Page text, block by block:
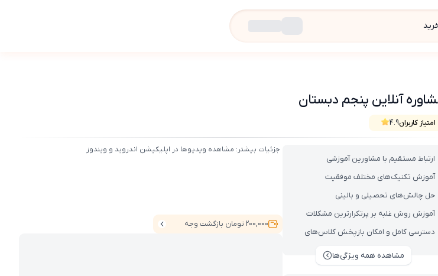
آنلاین پنجم دبستان
امتیاز کاربران4.9
ارتباط مستقیم با مشاورین آموزشی
آموزش تکنیک‌های مختلف موفقیت
حل چالش‌های تحصیلی و بالینی
آموزش روش‌ غلبه بر پرتکرارترین مشکلات
دسترسی کامل و امکان بازپخش کلاس‌های
مشاهده همه ویژگی‌ها
جزئیات بیشتر: مشاهده ویدیوها در اپلیکیشن اندروید و ویندوز
200,000 تومان بازگشت وجه